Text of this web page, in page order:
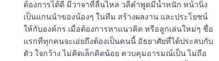
ต้องการได้ดี มีวาจาที่ลื่นไหล วลีคำพูดมีน้ำหนัก หน้านิ่ง
เป็นแกนนำของน้องๆ ในทีม สร้างผลงาน และประโยชน์
ให้กับองค์กร เมื่อต้องการหาแนวคิด หรือลูกเล่นใหม่ๆ ชื่อ
แรกที่ทุกคนจะเอ่ยถึงต้องเป็นคนนี้ อัธยาศัยที่ได้ประสบกับ
ตัว ใจกว้าง ไม่คิดเล็กคิดน้อย ควบคุมอารมณ์เป็น ไม่ถือ